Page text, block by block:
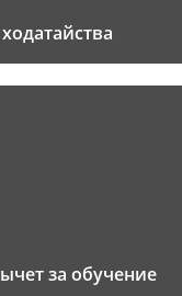
за обучение